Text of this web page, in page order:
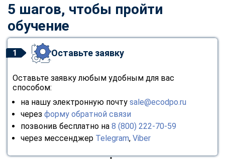
5 шагов, чтобы пройти
обучение
1 Оставьте заявку
Оставьте заявку любым удобным для вас
способом:
на нашу электронную почту sale@ecodpo.ru
через форму обратной связи
позвонив бесплатно на 8 (800) 222-70-59
через мессенджер Telegram, Viber